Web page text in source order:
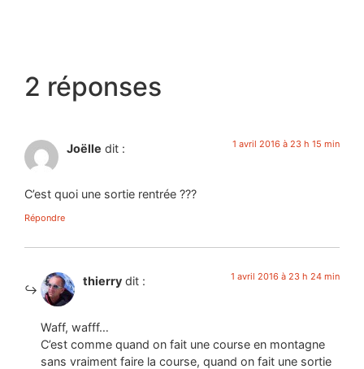
2 réponses
Joëlle dit : 1 avril 2016 à 23 h 15 min
C’est quoi une sortie rentrée ???
Répondre
thierry dit : 1 avril 2016 à 23 h 24 min
Waff, wafff…
C’est comme quand on fait une course en montagne
sans vraiment faire la course, quand on fait une sortie